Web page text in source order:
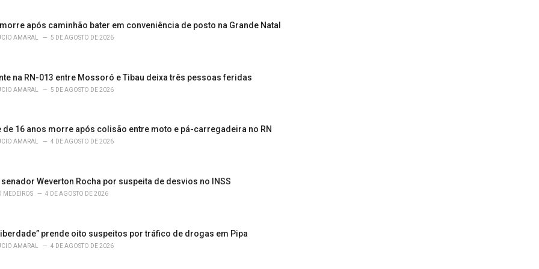
após caminhão bater em conveniência de posto na Grande Natal
AMARAL 5 DE AGOSTO DE 2026
na RN-013 entre Mossoró e Tibau deixa três pessoas feridas
AMARAL 5 DE AGOSTO DE 2026
de 16 anos morre após colisão entre moto e pá-carregadeira no RN
AMARAL 4 DE AGOSTO DE 2026
senador Weverton Rocha por suspeita de desvios no INSS
MEDEIROS 4 DE AGOSTO DE 2026
prende oito suspeitos por tráfico de drogas em Pipa
AMARAL 4 DE AGOSTO DE 2026